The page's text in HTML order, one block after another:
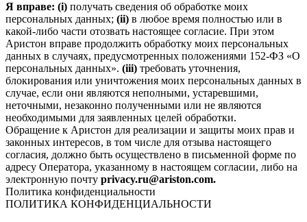
Я вправе: (i) получать сведения об обработке моих
персональных данных; (ii) в любое время полностью или в
какой-либо части отозвать настоящее согласие. При этом
Аристон вправе продолжить обработку моих персональных
данных в случаях, предусмотренных положениями 152-ФЗ «О
персональных данных». (iii) требовать уточнения,
блокирования или уничтожения моих персональных данных в
случае, если они являются неполными, устаревшими,
неточными, незаконно полученными или не являются
необходимыми для заявленных целей обработки.
Обращение к Аристон для реализации и защиты моих прав и
законных интересов, в том числе для отзыва настоящего
согласия, должно быть осуществлено в письменной форме по
адресу Оператора, указанному в настоящем согласии, либо на
электронную почту privacy.ru@ariston.com.
Политика конфиденциальности
ПОЛИТИКА КОНФИДЕНЦИАЛЬНОСТИ